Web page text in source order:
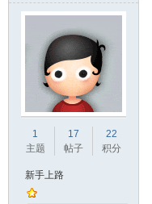
1
主题
17
帖子
22
积分
新手上路